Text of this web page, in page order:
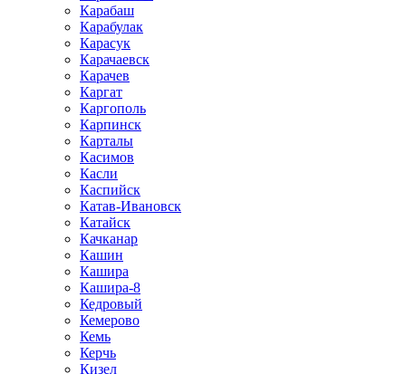
Карабаш
Карабулак
Карасук
Карачаевск
Карачев
Каргат
Каргополь
Карпинск
Карталы
Касимов
Касли
Каспийск
Катав-Ивановск
Катайск
Качканар
Кашин
Кашира
Кашира-8
Кедровый
Кемерово
Кемь
Керчь
Кизел